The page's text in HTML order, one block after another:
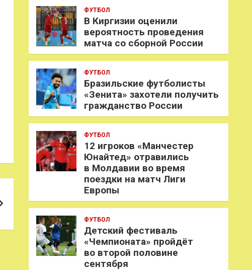
ФУТБОЛ
В Киргизии оценили
вероятность проведения
матча со сборной России
ФУТБОЛ
Бразильские футболисты
«Зенита» захотели получить
гражданство России
ФУТБОЛ
12 игроков «Манчестер
Юнайтед» отравились
в Молдавии во время
поездки на матч Лиги
Европы
ФУТБОЛ
Детский фестиваль
«Чемпионата» пройдёт
во второй половине
сентября